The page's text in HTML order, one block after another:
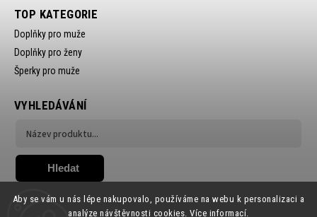
Aby se vám u nás lépe nakupovalo, používáme na webu k personalizaci a
analýze návštěvnosti cookies.Více informací.
TOP KATEGORIE
Doplňky pro muže
Doplňky pro ženy
Šperky pro muže
VYHLEDÁVÁNÍ
Hledat